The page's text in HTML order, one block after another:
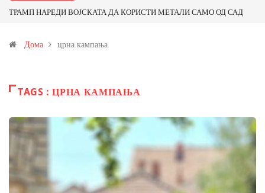
ВОЈСКАТА ДА КОРИСТИ МЕТАЛИ САМО ОД САД
со антимонот?
Почнува
Дома црна кампања
TAGS : ЦРНА КАМПАЊА